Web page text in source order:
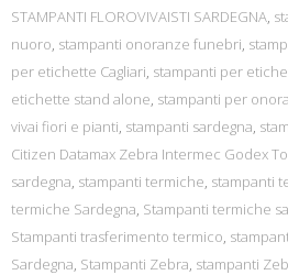
STAMPANTI FLOROVIVAISTI SARDEGNA,
nuoro, stampanti onoranze funebri,
per etichette Cagliari, stampanti per
etichette stand alone, stampanti per
vivai fiori e pianti, stampanti sardegna,
Citizen Datamax Zebra Intermec Godex
sardegna, stampanti termiche, stampanti
termiche Sardegna, Stampanti termiche
Stampanti trasferimento termico,
Sardegna, Stampanti Zebra, stampanti